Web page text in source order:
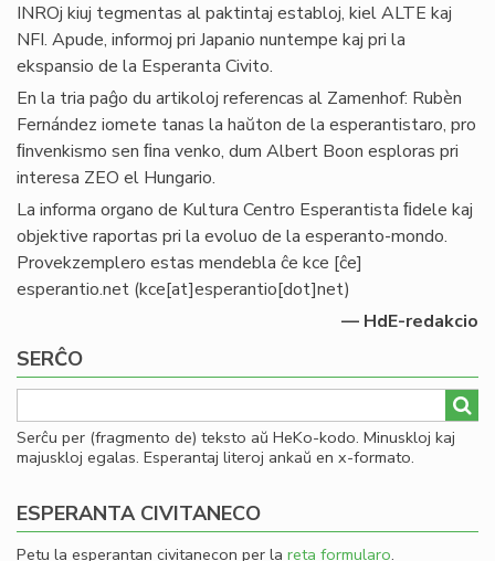
INROj kiuj tegmentas al paktintaj establoj, kiel ALTE kaj
NFI. Apude, informoj pri Japanio nuntempe kaj pri la
ekspansio de la Esperanta Civito.
En la tria paĝo du artikoloj referencas al Zamenhof: Rubèn
Fernández iomete tanas la haŭton de la esperantistaro, pro
ﬁnvenkismo sen ﬁna venko, dum Albert Boon esploras pri
interesa ZEO el Hungario.
La informa organo de Kultura Centro Esperantista ﬁdele kaj
objektive raportas pri la evoluo de la esperanto-mondo.
Provekzemplero estas mendebla ĉe kce [ĉe]
esperantio.net (kce[at]esperantio[dot]net)
— HdE-redakcio
SERĈO
Serĉu per (fragmento de) teksto aŭ HeKo-kodo. Minuskloj kaj
majuskloj egalas. Esperantaj literoj ankaŭ en x-formato.
ESPERANTA CIVITANECO
Petu la esperantan civitanecon per la reta formularo.